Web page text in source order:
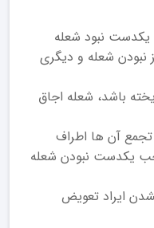
یکدست نبود شعله
نبودن شعله و دیگری
باشد، شعله اجاق
آن ها اطراف
یکدست نبودن شعله
ایراد تعویض